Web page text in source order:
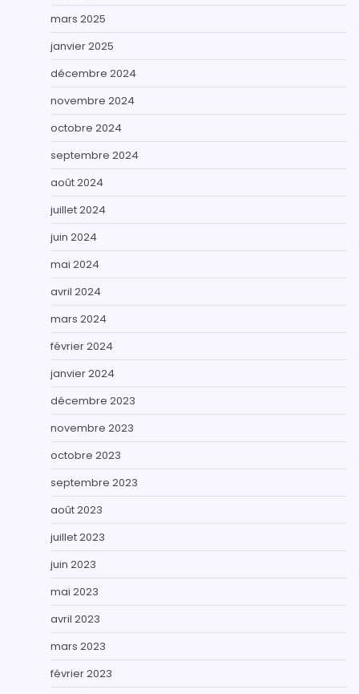
mars 2025
janvier 2025
décembre 2024
novembre 2024
octobre 2024
septembre 2024
août 2024
juillet 2024
juin 2024
mai 2024
avril 2024
mars 2024
février 2024
janvier 2024
décembre 2023
novembre 2023
octobre 2023
septembre 2023
août 2023
juillet 2023
juin 2023
mai 2023
avril 2023
mars 2023
février 2023